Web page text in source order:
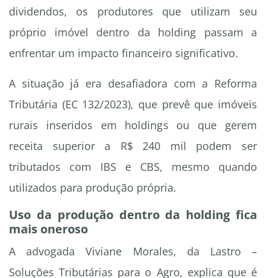
dividendos, os produtores que utilizam seu
próprio imóvel dentro da holding passam a
enfrentar um impacto financeiro significativo.
A situação já era desafiadora com a Reforma
Tributária (EC 132/2023), que prevê que imóveis
rurais inseridos em holdings ou que gerem
receita superior a R$ 240 mil podem ser
tributados com IBS e CBS, mesmo quando
utilizados para produção própria.
Uso da produção dentro da holding fica
mais oneroso
A advogada Viviane Morales, da Lastro –
Soluções Tributárias para o Agro, explica que é